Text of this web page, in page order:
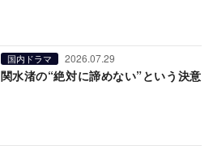
国内ドラマ 2026.07.29
関水渚の“絶対に諦めない”という決意